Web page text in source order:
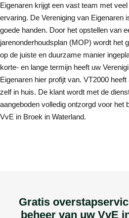
Eigenaren krijgt een vast team met
ervaring. De Vereniging van Eigenaren
goede handen. Door het opstellen van
jarenonderhoudsplan (MOP) wordt het
op de juiste en duurzame manier
korte- en lange termijn heeft uw
Eigenaren hier profijt van. VT2000 heeft
zelf in huis. De klant wordt met de
aangeboden volledig ontzorgd voor het
VvE in Broek in Waterland.
Gratis
beheer van uw VvE